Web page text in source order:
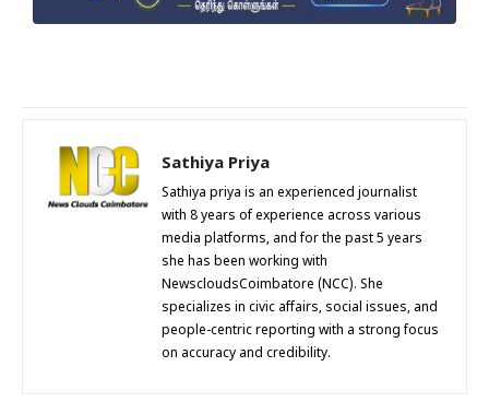
Sathiya Priya
Sathiya priya is an experienced journalist
with 8 years of experience across various
media platforms, and for the past 5 years
she has been working with
NewscloudsCoimbatore (NCC). She
specializes in civic affairs, social issues, and
people-centric reporting with a strong focus
on accuracy and credibility.